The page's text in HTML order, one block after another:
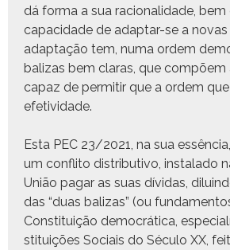
dá for­ma a sua racional­i­dade,
capaci­dade de adap­tar-se a
adap­tação tem, numa ordem
bal­izas bem claras, que
capaz de per­mi­tir que a ordem
efetividade.
Esta PEC 23/2021, na sua
um con­fli­to dis­trib­u­ti­vo, insta­l­a­do
União pagar as suas dívi­das,
das “duas bal­izas” (ou
Con­sti­tu­ição democráti­ca,
sti­tu­ições Soci­ais do Sécu­lo XX,